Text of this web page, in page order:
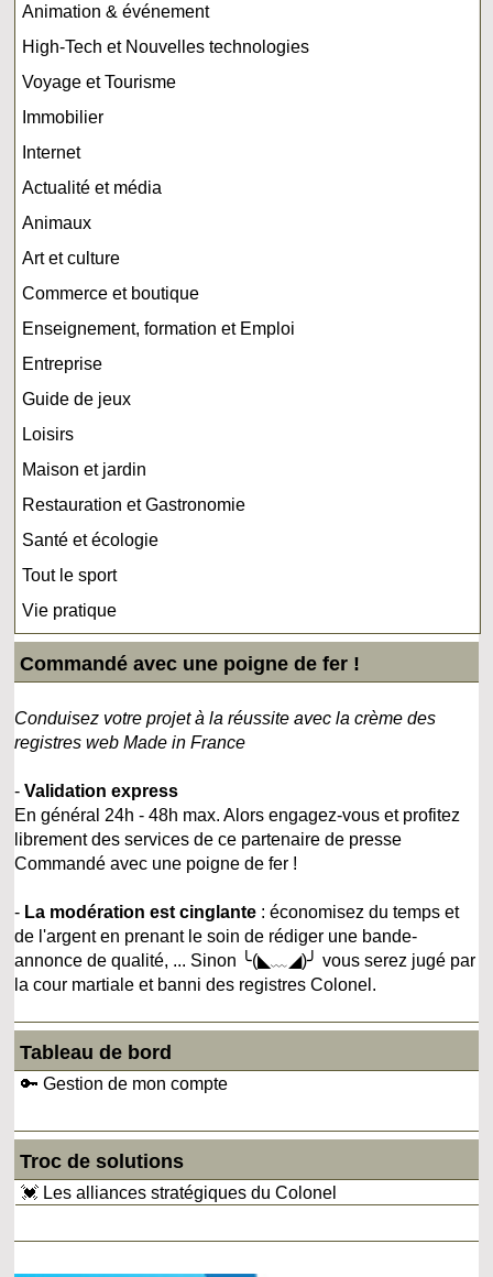
Animation & événement
High-Tech et Nouvelles technologies
Voyage et Tourisme
Immobilier
Internet
Actualité et média
Animaux
Art et culture
Commerce et boutique
Enseignement, formation et Emploi
Entreprise
Guide de jeux
Loisirs
Maison et jardin
Restauration et Gastronomie
Santé et écologie
Tout le sport
Vie pratique
Commandé avec une poigne de fer !
Conduisez votre projet à la réussite avec la crème des
registres web Made in France
-Validation express
En général 24h - 48h max. Alors engagez-vous et profitez
librement des services de ce partenaire de presse
Commandé avec une poigne de fer !
- La modération est cinglante : économisez du temps et
de l'argent en prenant le soin de rédiger une bande-
annonce de qualité, ... Sinon ╰(◣﹏◢)╯ vous serez jugé par
la cour martiale et banni des registres Colonel.
Tableau de bord
🔑 Gestion de mon compte
Troc de solutions
💓 Les alliances stratégiques du Colonel